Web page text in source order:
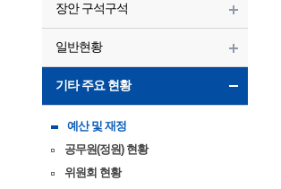
장안 구석구석
일반현황
기타 주요 현황
예산 및 재정
공무원(정원) 현황
위원회 현황